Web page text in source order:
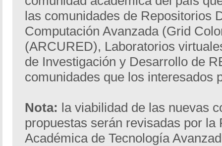
las comunidades de Repositorios
Computación Avanzada (Grid
(ARCURED), Laboratorios
de Investigación y Desarrollo de
comunidades que los interesados
Nota: la viabilidad de las nuevas
propuestas serán revisadas por la
Académica de Tecnología